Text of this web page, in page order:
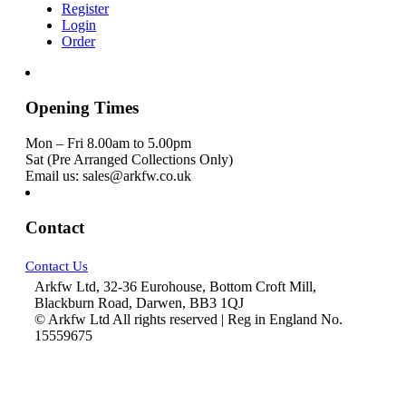
Register
Login
Order
Opening Times
Mon – Fri 8.00am to 5.00pm
Sat (Pre Arranged Collections Only)
Email us: sales@arkfw.co.uk
Contact
Contact Us
Arkfw Ltd, 32-36 Eurohouse, Bottom Croft Mill,
Blackburn Road, Darwen, BB3 1QJ
© Arkfw Ltd All rights reserved | Reg in England No.
15559675